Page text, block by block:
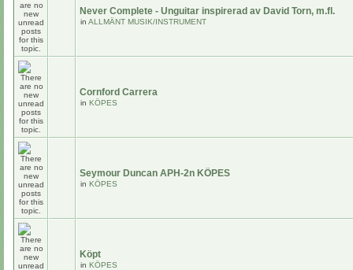
Never Complete - Unguitar inspirerad av David Torn, m.fl.
in ALLMÄNT MUSIK/INSTRUMENT
Cornford Carrera
in KÖPES
Seymour Duncan APH-2n KÖPES
in KÖPES
Köpt
in KÖPES